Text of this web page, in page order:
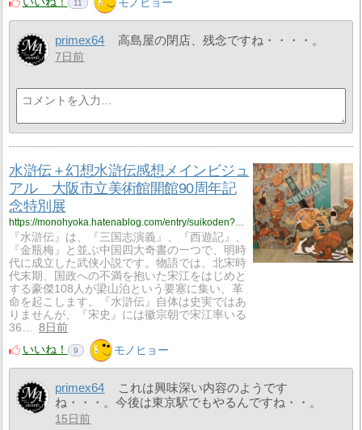
11 モノヒョー
primex64 高島屋の閉店、残念ですね・・・・。
7日前
水滸伝＋幻想水滸伝感想メインビジュ
アル 大阪市立美術館開館90周年記
念特別展
https://monohyoka.hatenablog.com/entry/suikoden?utm_source=feed
『水滸伝』は、『三国志演義』、『西遊記』、
『金瓶梅』と並ぶ中国四大奇書の一つで、明時
代に成立した武侠小説です。物語では、北宋時
代末期、国政への不満を抱いた宋江をはじめと
する豪傑108人が梁山泊という要塞に集い、革
命を起こします。『水滸伝』自体は史実ではあ
りませんが、『宋史』には徽宗朝で宋江率いる
36…
8日前
いいね！
9 モノヒョー
primex64
これは興味深い内容のようです
ね・・・。今後は東京駅でもやるんですね・・。
15日前